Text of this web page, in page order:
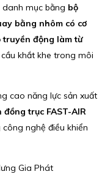
mục bằng bộ
bằng nhôm có cơ
truyền động làm từ
khắt khe trong môi
cao năng lực sản xuất
trục FAST-AIR
nghệ điều khiển
Gia Phát